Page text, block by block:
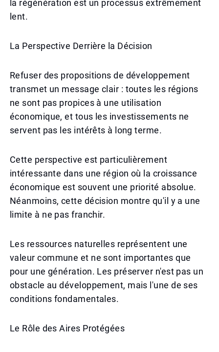
la régénération est un processus extrêmement
lent.
La Perspective Derrière la Décision
Refuser des propositions de développement
transmet un message clair : toutes les régions
ne sont pas propices à une utilisation
économique, et tous les investissements ne
servent pas les intérêts à long terme.
Cette perspective est particulièrement
intéressante dans une région où la croissance
économique est souvent une priorité absolue.
Néanmoins, cette décision montre qu'il y a une
limite à ne pas franchir.
Les ressources naturelles représentent une
valeur commune et ne sont importantes que
pour une génération. Les préserver n'est pas un
obstacle au développement, mais l'une de ses
conditions fondamentales.
Le Rôle des Aires Protégées